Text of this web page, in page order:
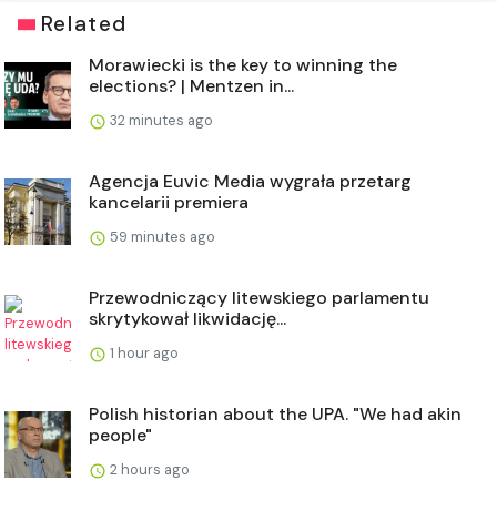
Related
Morawiecki is the key to winning the
elections? | Mentzen in...
32 minutes ago
Agencja Euvic Media wygrała przetarg
kancelarii premiera
59 minutes ago
Przewodniczący litewskiego parlamentu
skrytykował likwidację...
1 hour ago
Polish historian about the UPA. "We had akin
people"
2 hours ago